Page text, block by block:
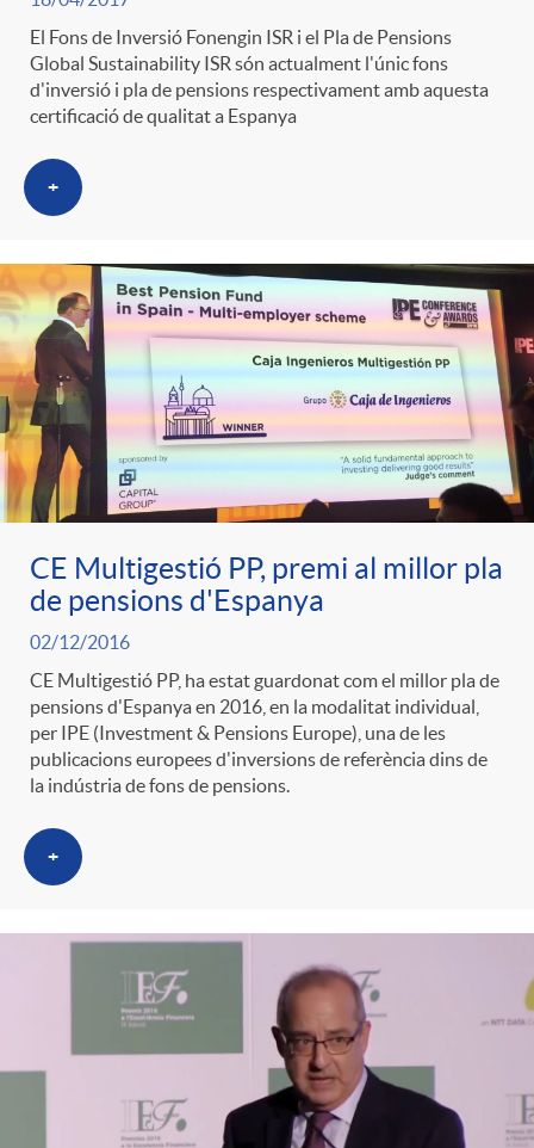
El Fons de Inversió Fonengin ISR i el Pla de Pensions
Global Sustainability ISR són actualment l'únic fons
d'inversió i pla de pensions respectivament amb aquesta
certificació de qualitat a Espanya
+
CE Multigestió PP, premi al millor pla
de pensions d'Espanya
02/12/2016
CE Multigestió PP, ha estat guardonat com el millor pla de
pensions d'Espanya en 2016, en la modalitat individual,
per IPE (Investment & Pensions Europe), una de les
publicacions europees d'inversions de referència dins de
la indústria de fons de pensions.
+